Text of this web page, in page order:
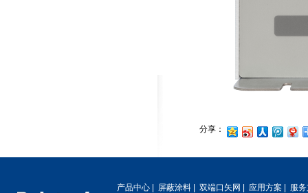
分享：
产品中心 屏蔽涂料 双端口矢网 应用方案
服